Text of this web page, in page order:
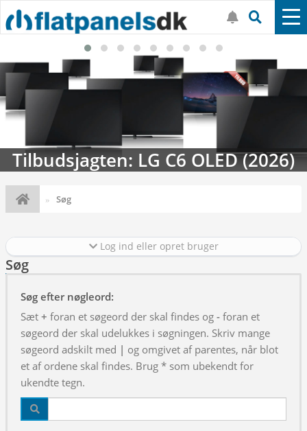
Tilbudsjagten: LG C6 OLED (2026)
Søg
Log ind eller opret bruger
Søg
Søg efter nøgleord:
Sæt + foran et søgeord der skal findes og - foran et
søgeord der skal udelukkes i søgningen. Skriv mange
søgeord adskilt med | og omgivet af parentes, når blot
et af ordene skal findes. Brug * som ubekendt for
ukendte tegn.